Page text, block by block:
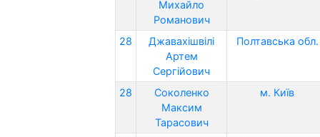
Михайло
Романович
28
Джавахішвілі
Артем
Сергійович
Полтавська обл.
28
Соколенко
Максим
Тарасович
м. Київ